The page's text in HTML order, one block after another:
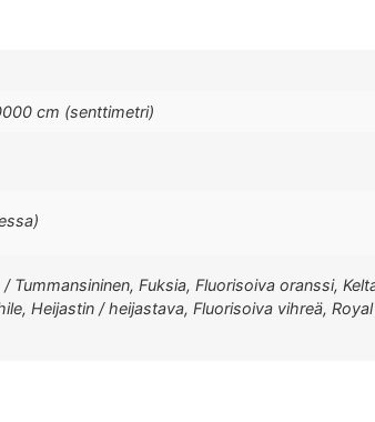
cm (senttimetri)
Tummansininen, Fuksia, Fluorisoiva oranssi,
Heijastin / heijastava, Fluorisoiva vihreä,